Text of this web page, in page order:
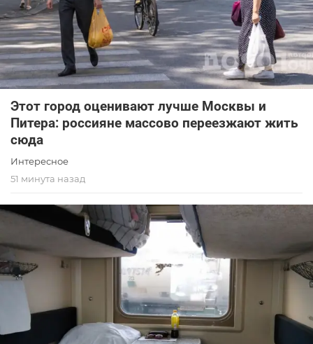
Этот город оценивают лучше Москвы и
Питера: россияне массово переезжают жить
сюда
Интересное
51 минута назад